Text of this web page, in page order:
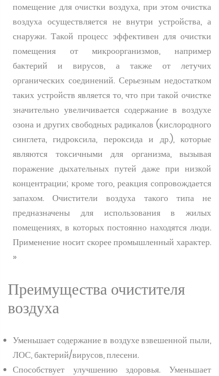
помещение для очистки воздуха, при этом очистка
воздуха осуществляется не внутри устройства, а
снаружи. Такой процесс эффективен для очистки
помещения от микроорганизмов, например
бактерий и вирусов, а также от летучих
органических соединений. Серьезным недостатком
таких устройств является то, что при такой очистке
значительно увеличивается содержание в воздухе
озона и других свободных радикалов (кислородного
синглета, гидроксила, пероксида и др.), которые
являются токсичными для организма, вызывая
поражение дыхательных путей даже при низкой
концентрации; кроме того, реакция сопровождается
запахом. Очистители воздуха такого типа не
предназначены для использования в жилых
помещениях, в которых постоянно находятся люди.
Применение носит скорее промышленный характер.
»
Преимущества очистителя
воздуха
Уменьшает содержание в воздухе взвешенной пыли,
ЛОС, бактерий/вирусов, плесени.
Способствует улучшению здоровья. Уменьшает